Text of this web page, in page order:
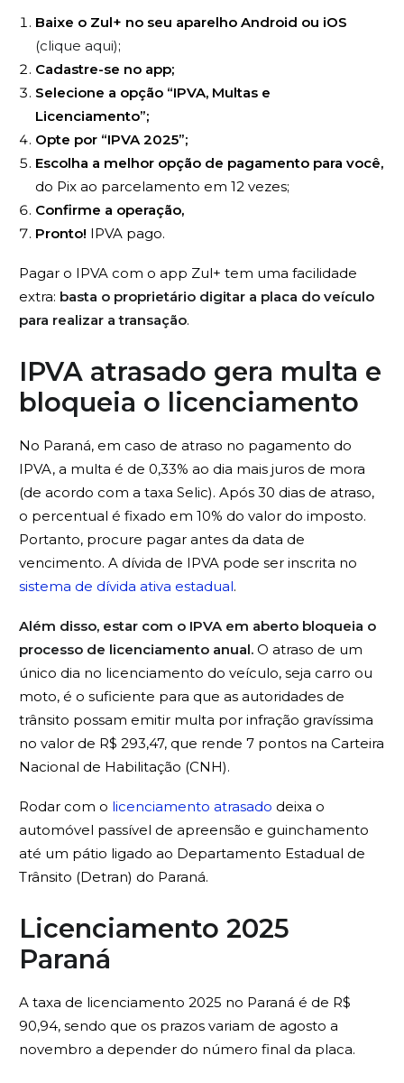
Baixe o Zul+ no seu aparelho Android ou iOS
(clique aqui);
Cadastre-se no app;
Selecione a opção “IPVA, Multas e
Licenciamento”;
Opte por “IPVA 2025”;
Escolha a melhor opção de pagamento para você,
do Pix ao parcelamento em 12 vezes;
Confirme a operação,
Pronto! IPVA pago.
Pagar o IPVA com o app Zul+ tem uma facilidade
extra: basta o proprietário digitar a placa do veículo
para realizar a transação.
IPVA atrasado gera multa e
bloqueia o licenciamento
No Paraná, em caso de atraso no pagamento do
IPVA, a multa é de 0,33% ao dia mais juros de mora
(de acordo com a taxa Selic). Após 30 dias de atraso,
o percentual é fixado em 10% do valor do imposto.
Portanto, procure pagar antes da data de
vencimento. A dívida de IPVA pode ser inscrita no
sistema de dívida ativa estadual.
Além disso, estar com o IPVA em aberto bloqueia o
processo de licenciamento anual. O atraso de um
único dia no licenciamento do veículo, seja carro ou
moto, é o suficiente para que as autoridades de
trânsito possam emitir multa por infração gravíssima
no valor de R$ 293,47, que rende 7 pontos na Carteira
Nacional de Habilitação (CNH).
Rodar com o licenciamento atrasado deixa o
automóvel passível de apreensão e guinchamento
até um pátio ligado ao Departamento Estadual de
Trânsito (Detran) do Paraná.
Licenciamento 2025
Paraná
A taxa de licenciamento 2025 no Paraná é de R$
90,94, sendo que os prazos variam de agosto a
novembro a depender do número final da placa.